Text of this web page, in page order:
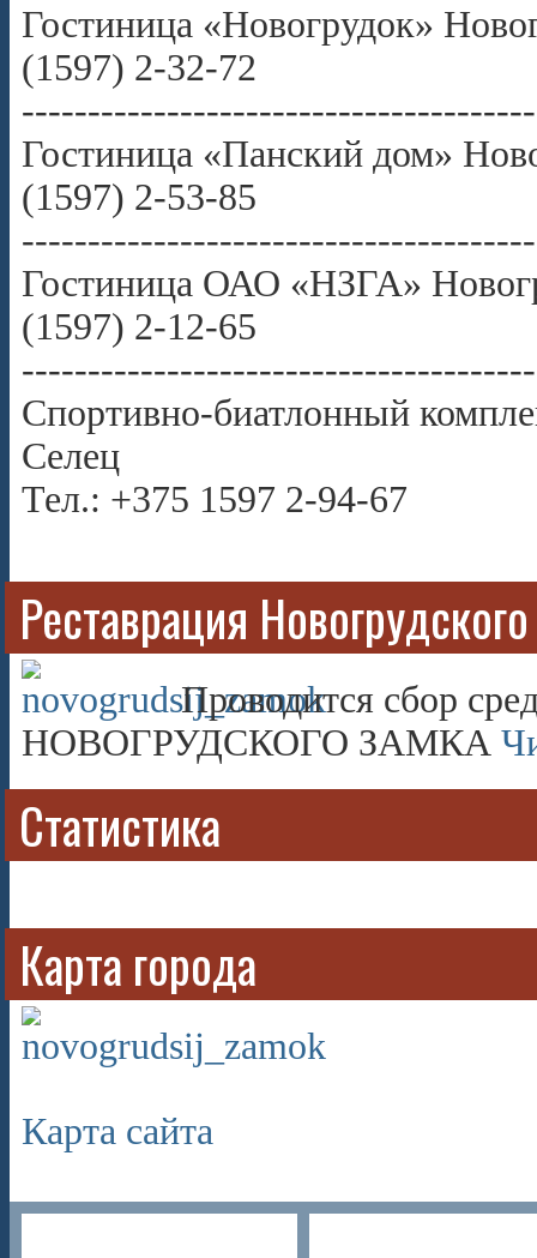
Гостиница «Новогрудок»
(1597) 2-32-72
Гостиница «Панский дом»
(1597) 2-53-85
Гостиница ОАО «НЗГА»
(1597) 2-12-65
Спортивно-биатлонный
Селец
Тел.: +375 1597 2-94-67
Реставрация
Проводится сбор
НОВОГРУДСКОГО ЗАМКА
Статистика
Карта города
Карта сайта